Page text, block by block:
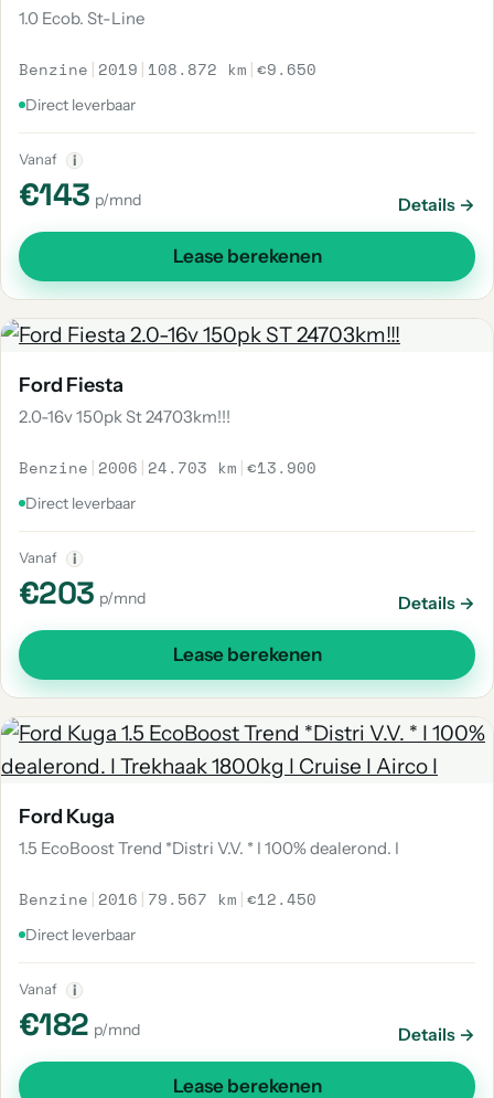
1.0 Ecob. St-Line
Benzine | 2019 | 108.872 km |€9.650
Direct leverbaar
Vanaf i
€143 p/mnd Details →
Lease berekenen
Ford Fiesta
2.0-16v 150pk St 24703km!!!
Benzine | 2006 | 24.703 km |€13.900
Direct leverbaar
Vanaf i
€203 p/mnd Details →
Lease berekenen
Ford Kuga
1.5 EcoBoost Trend *Distri V.V. * I 100% dealerond. I
Benzine | 2016 | 79.567 km |€12.450
Direct leverbaar
Vanaf i
€182 p/mnd Details →
Lease berekenen